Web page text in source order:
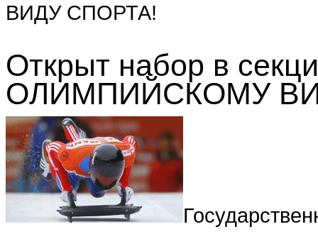
ВИДУ СПОРТА!
Открыт набор в
ОЛИМПИЙСКОМУ